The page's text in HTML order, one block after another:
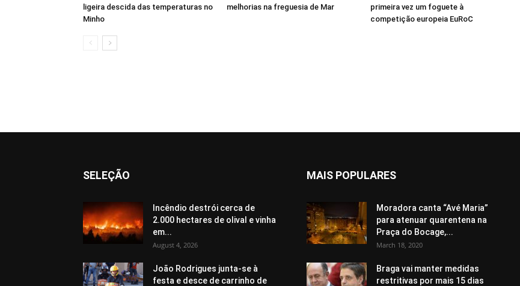
ligeira descida das temperaturas no
Minho
melhorias na freguesia de Mar
primeira vez um foguete à
competição europeia EuRoC
SELEÇÃO
Incêndio destrói cerca de
2.000 hectares de olival e vinha
em...
August 4, 2026
João Rodrigues junta-se à
festa e desce de carrinho de
MAIS POPULARES
Moradora canta “Avé Maria”
para atenuar quarentena na
Praça do Bocage,...
March 18, 2020
Braga vai manter medidas
restritivas por mais 15 dias